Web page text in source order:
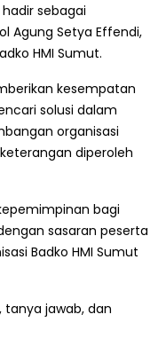
hadir sebagai
Agung Setya Effendi,
HMI Sumut.
kesempatan
solusi dalam
organisasi
diperoleh
bagi
sasaran peserta
Badko HMI Sumut
jawab, dan